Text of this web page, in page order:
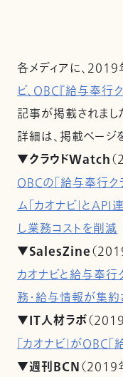
各メディアに、
ビ、OBC『給与奉行
記事が掲載されまし
詳細は、掲載ページ
▼クラウドWatch
OBCの「給与奉行ク
ム「カオナビ」と
し業務コストを削減
▼SalesZine（
カオナビと給与奉
務・給与情報が集
▼IT人材ラボ（
「カオナビ」がOBC
▼週刊BCN（2019